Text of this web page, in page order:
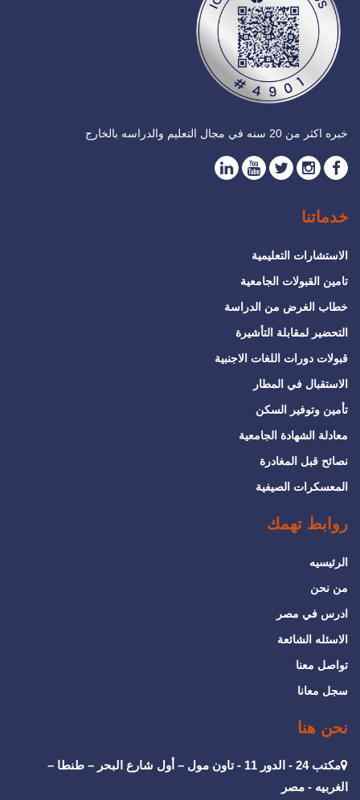
خبره اكثر من 20 سنه في مجال التعليم والدراسه بالخارج
خدماتنا
الاستشارات التعليمية
تامين القبولات الجامعية
خطاب الغرض من الدراسة
التحضير لمقابلة التأشيرة
قبولات دورات اللغات الاجنبية
الاستقبال في المطار
تأمين وتوفير السكن
معادلة الشهادة الجامعية
نصائح قبل المغادرة
المعسكرات الصيفية
روابط تهمك
الرئيسيه
من نحن
ادرس في مصر
الاسئله الشائعة
تواصل معنا
سجل معانا
نحن هنا
مكتب 24 - الدور 11 - تاون مول – أول شارع البحر – طنطا –
الغربيه - مصر